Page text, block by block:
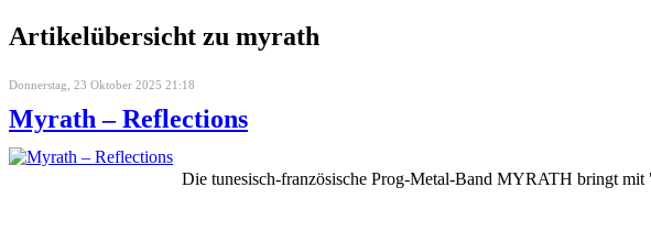
Artikelübersicht zu myrath
Donnerstag, 23 Oktober 2025 21:18
Myrath – Reflections
Die tunesisch-französische Prog-Metal-Band MYRATH bringt